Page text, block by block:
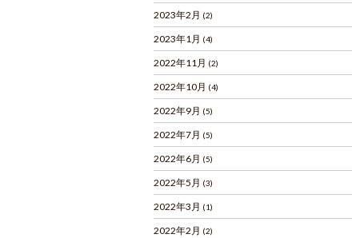
2023年2月 (2)
2023年1月 (4)
2022年11月 (2)
2022年10月 (4)
2022年9月 (5)
2022年7月 (5)
2022年6月 (5)
2022年5月 (3)
2022年3月 (1)
2022年2月 (2)